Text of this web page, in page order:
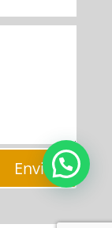
Enviar